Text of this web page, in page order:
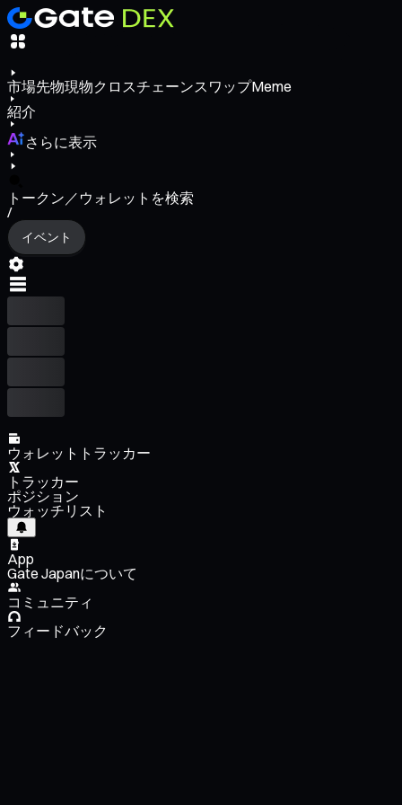
市場先物現物クロスチェーンスワップMeme
紹介
さらに表示
トークン／ウォレットを検索
/
イベント
ウォレットトラッカー
トラッカー
ポジション
ウォッチリスト
App
Gate Japanについて
コミュニティ
フィードバック